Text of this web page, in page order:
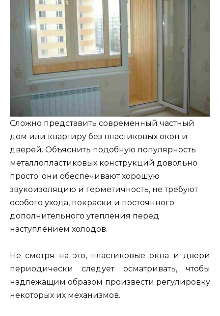
Сложно представить современный частный
дом или квартиру без пластиковых окон и
дверей. Объяснить подобную популярность
металлопластиковых конструкций довольно
просто: они обеспечивают хорошую
звукоизоляцию и герметичность, не требуют
особого ухода, покраски и постоянного
дополнительного утепления перед
наступлением холодов.
Не смотря на это, пластиковые окна и двери
периодически следует осматривать, чтобы
надлежащим образом произвести регулировку
некоторых их механизмов.